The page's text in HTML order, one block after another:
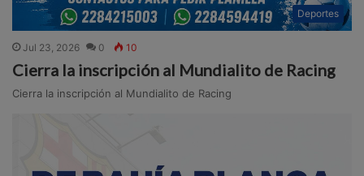
Deportes
Jul 23, 2026 0 10
Cierra la inscripción al Mundialito de Racing
Cierra la inscripción al Mundialito de Racing